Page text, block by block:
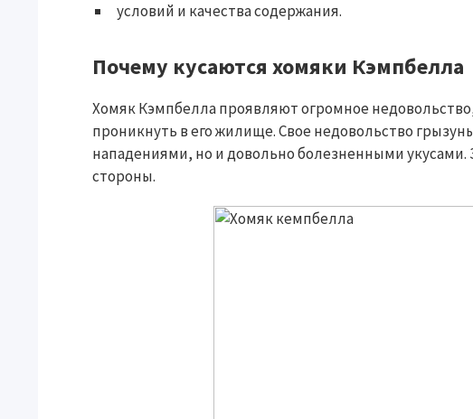
условий и качества содержания.
Почему кусаются хомяки Кэмпбелла
Хомяк Кэмпбелла проявляют огромное
проникнуть в его жилище. Свое недовольство
нападениями, но и довольно болезненными
стороны.